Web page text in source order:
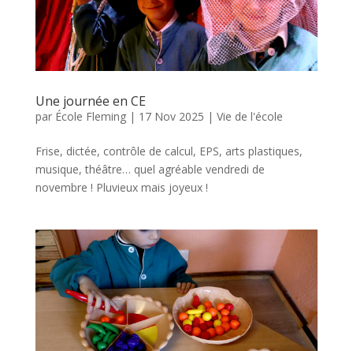
Une journée en CE
par École Fleming| 17 Nov 2025 | Vie de l'école
Frise, dictée, contrôle de calcul, EPS, arts plastiques,
musique, théâtre… quel agréable vendredi de
novembre ! Pluvieux mais joyeux !